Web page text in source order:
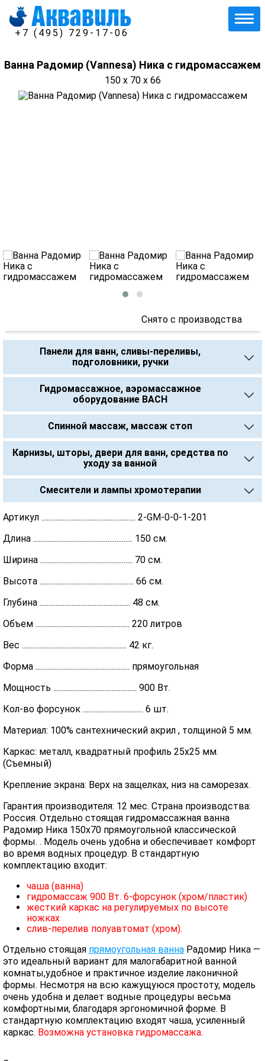
+7 (495) 729-17-06
Ванна Радомир (Vannesa) Ника с гидромассажем
150 x 70 x 66
Снято с производства
Панели для ванн, сливы-переливы,
подголовники, ручки
Гидромассажное, аэромассажное
оборудование BACH
Спинной массаж, массаж стоп
Карнизы, шторы, двери для ванн, средства по
уходу за ванной
Смесители и лампы хромотерапии
Артикул ..................................................... 2-GM-0-0-1-201
Длина ........................................................ 150 см.
Ширина .................................................... 70 см.
Высота ..................................................... 66 см.
Глубина ................................................... 48 см.
Объем ..................................................... 220 литров
Вес ........................................................... 42 кг.
Форма ..................................................... прямоугольная
Мощность ............................................... 900 Вт.
Кол-во форсунок .................................. 6 шт.
Материал: 100% сантехнический акрил , толщиной 5 мм.
Каркас: металл, квадратный профиль 25х25 мм.
(Съемный)
Крепление экрана: Верх на защелках, низ на саморезах.
Гарантия производителя: 12 мес. Страна производства:
Россия. Отдельно стоящая гидромассажная ванна
Радомир Ника 150х70 прямоугольной классической
формы. . Модель очень удобна и обеспечивает комфорт
во время водных процедур. В стандартную
комплектацию входит:
чаша (ванна)
гидромассаж 900 Вт. 6-форсунок (хром/пластик)
жесткий каркас на регулируемых по высоте
ножках
слив-перелив полуавтомат (хром).
Отдельно стоящая прямоугольная ванна Радомир Ника —
это идеальный вариант для малогабаритной ванной
комнаты,удобное и практичное изделие лаконичной
формы. Несмотря на всю кажущуюся простоту, модель
очень удобна и делает водные процедуры весьма
комфортными, благодаря эргономичной форме. В
стандартную комплектацию входят чаша, усиленный
каркас. Возможна установка гидромассажа.